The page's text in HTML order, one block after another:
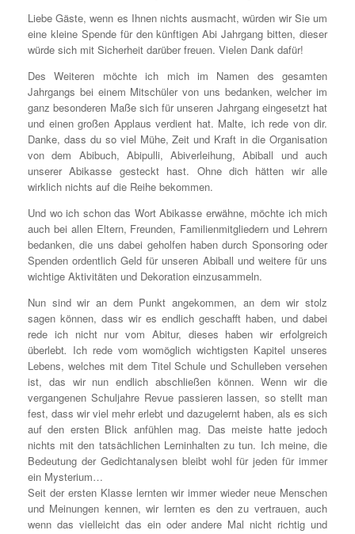
Liebe Gäste, wenn es Ihnen nichts ausmacht, würden wir Sie um
eine kleine Spende für den künftigen Abi Jahrgang bitten, dieser
würde sich mit Sicherheit darüber freuen. Vielen Dank dafür!
Des Weiteren möchte ich mich im Namen des gesamten
Jahrgangs bei einem Mitschüler von uns bedanken, welcher im
ganz besonderen Maße sich für unseren Jahrgang eingesetzt hat
und einen großen Applaus verdient hat. Malte, ich rede von dir.
Danke, dass du so viel Mühe, Zeit und Kraft in die Organisation
von dem Abibuch, Abipulli, Abiverleihung, Abiball und auch
unserer Abikasse gesteckt hast. Ohne dich hätten wir alle
wirklich nichts auf die Reihe bekommen.
Und wo ich schon das Wort Abikasse erwähne, möchte ich mich
auch bei allen Eltern, Freunden, Familienmitgliedern und Lehrern
bedanken, die uns dabei geholfen haben durch Sponsoring oder
Spenden ordentlich Geld für unseren Abiball und weitere für uns
wichtige Aktivitäten und Dekoration einzusammeln.
Nun sind wir an dem Punkt angekommen, an dem wir stolz
sagen können, dass wir es endlich geschafft haben, und dabei
rede ich nicht nur vom Abitur, dieses haben wir erfolgreich
überlebt. Ich rede vom womöglich wichtigsten Kapitel unseres
Lebens, welches mit dem Titel Schule und Schulleben versehen
ist, das wir nun endlich abschließen können. Wenn wir die
vergangenen Schuljahre Revue passieren lassen, so stellt man
fest, dass wir viel mehr erlebt und dazugelernt haben, als es sich
auf den ersten Blick anfühlen mag. Das meiste hatte jedoch
nichts mit den tatsächlichen Lerninhalten zu tun. Ich meine, die
Bedeutung der Gedichtanalysen bleibt wohl für jeden für immer
ein Mysterium…
Seit der ersten Klasse lernten wir immer wieder neue Menschen
und Meinungen kennen, wir lernten es den zu vertrauen, auch
wenn das vielleicht das ein oder andere Mal nicht richtig und